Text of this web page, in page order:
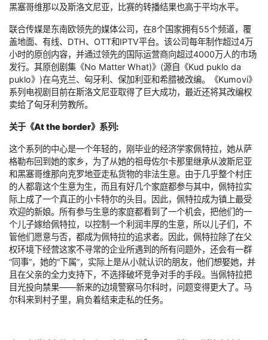
黑塞哥维那以及斯洛文尼亚，比赛的转播结果也高于平均水平。
联合传媒是东南欧领先的媒体公司，在8个国家拥有55个频道，覆
盖地面、有线、DTH、OTT和IPTV平台。该公司每年制作超过4万
小时的原创内容，并通过领先的国际运营商向超过4000万人的市场
发行。其原创剧集《No Matter What)》(源自《Kud puklo da
puklo》)在乌克兰、匈牙利、保加利亚和希腊被改编。《Kumovi》
系列电视剧目前在斯洛文尼亚取得了巨大成功，最近还将其改编权
卖给了匈牙利劳教所。
关于《At the border》 系列:
这个系列的中心是一个年轻的，刚毕业的经济学家佩特拉，她从萨
格勒布回到她的家乡，为了从她的祖母佐尔卡那里继承从波斯尼亚
和黑塞哥维那向克罗地亚走私货物的非法生意。由于几乎整个村庄
的人都靠这个生意为生，而且有好几个家庭都参与其中，佩特拉实
际上成了一个真正的小卡特尔的头目。因此，佩特拉成为镇上最受
欢迎的新娘。所有参与生意的家庭都看到了一个机会，把他们的一
个儿子嫁给佩特拉，以控制一个利润丰厚的生意，所以儿子们，不
管他们愿意与否，都成为佩特拉的追求者。因此，佩特拉除了在父
权环境下经营这家不寻常的企业所遇到的所有问题外，还会有一群
“同事”，她的“下属”，实际上是从小就认识的朋友，他们想娶她，并
且在父亲的全力支持下，不选择破坏竞争对手的手段。当佩特拉把
目光投向禁果——新来的边境警察马尔科时，问题变得更大了。马
尔科来到村子里，肩负着结束走私的任务。